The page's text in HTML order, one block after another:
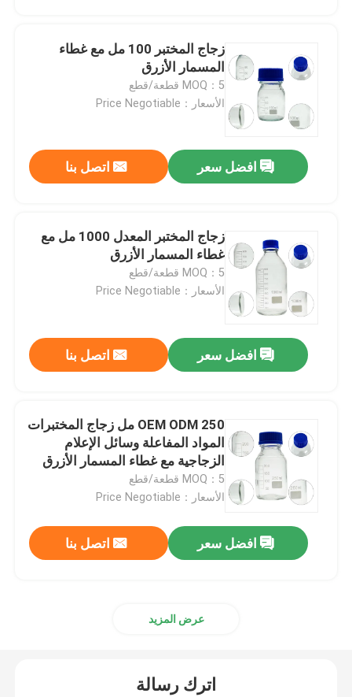
زجاج المختبر 100 مل مع غطاء
المسمار الأزرق
MOQ：5 قطعة/قطع
الأسعار：Price Negotiable
افضل سعر اتصل بنا
زجاج المختبر المعدل 1000 مل مع
غطاء المسمار الأزرق
MOQ：5 قطعة/قطع
الأسعار：Price Negotiable
افضل سعر اتصل بنا
OEM ODM 250 مل زجاج المختبرات
المواد المفاعلة وسائل الإعلام
الزجاجية مع غطاء المسمار الأزرق
MOQ：5 قطعة/قطع
الأسعار：Price Negotiable
افضل سعر اتصل بنا
عرض المزيد
اترك رسالة